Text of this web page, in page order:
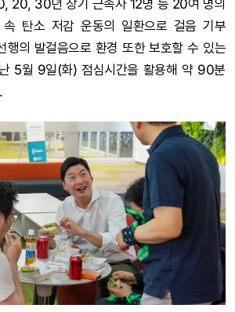
20, 30년 장기 근속자 12명 등 20여 명의
탄소 저감 운동의 일환으로 걸음 기부
행의 발걸음으로 환경 또한 보호할 수 있는
5월 9일(화) 점심시간을 활용해 약 90분